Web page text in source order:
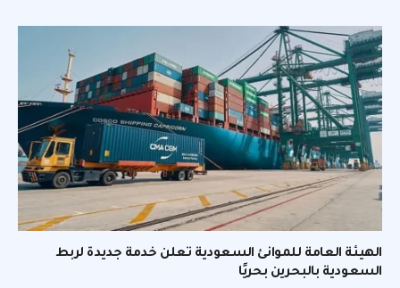
الهيئة العامة للموانئ السعودية تعلن خدمة جديدة لربط
السعودية بالبحرين بحريًا